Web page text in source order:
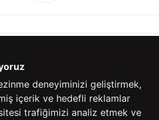
deneyiminizi geliştirmek,
içerik ve hedefli reklamlar
trafiğimizi analiz etmek ve